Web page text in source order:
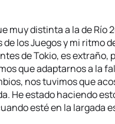
muy distinta a la de Río
los Juegos y mi ritmo
de Tokio, es extraño,
que adaptarnos a la
nos tuvimos que
He estado haciendo
esté en la largada